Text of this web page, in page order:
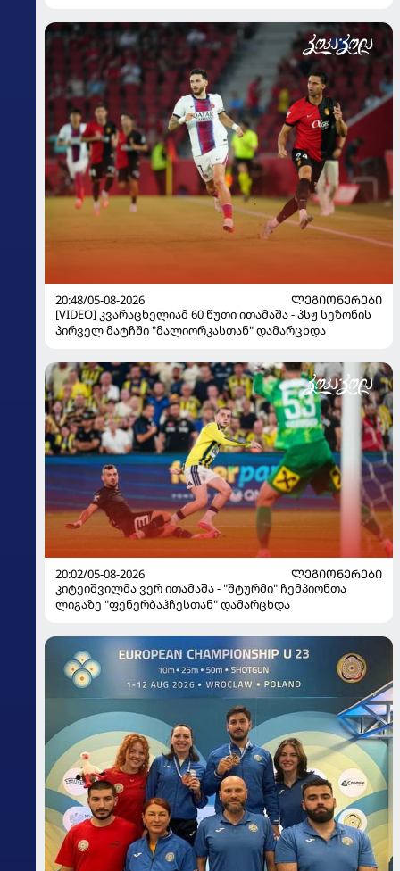
20:48/05-08-2026
ᲚᲔᲒᲘᲝᲜᲔᲠᲔᲑᲘ
[VIDEO] კვარაცხელიამ 60 წუთი ითამაშა - პსჟ სეზონის
პირველ მატჩში "მალიორკასთან" დამარცხდა
20:02/05-08-2026
ᲚᲔᲒᲘᲝᲜᲔᲠᲔᲑᲘ
კიტეიშვილმა ვერ ითამაშა - "შტურმი" ჩემპიონთა
ლიგაზე "ფენერბაჰჩესთან" დამარცხდა